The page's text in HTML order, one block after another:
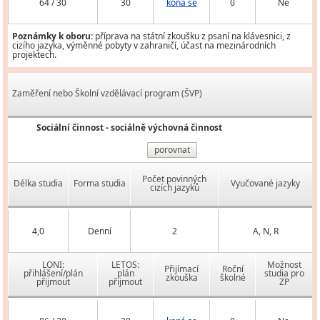
64 / 30 30 koná se 0 Ne
Poznámky k oboru: příprava na státní zkoušku z psaní na klávesnici, z
cizího jazyka, výměnné pobyty v zahraničí, účast na mezinárodních
projektech.
Zaměření nebo Školní vzdělávací program (ŠVP)
Sociální činnost - sociálně výchovná činnost
porovnat
Délka studia Forma studia Počet povinných
cizích jazyků Vyučované jazyky
4,0 Denní 2 A, N, R
LONI:
přihlášení/plán
přijmout
LETOS:
plán
přijmout
Přijímací
zkouška
Roční
školné
Možnost
studia pro
ZP